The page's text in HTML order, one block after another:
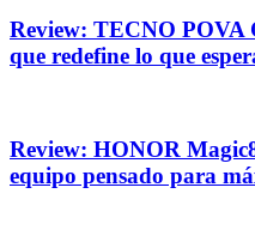
Review: TECNO POVA
que redefine lo que
Review: HONOR
equipo pensado para